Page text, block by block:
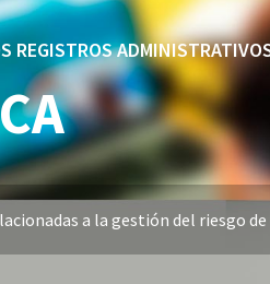
REGISTROS
a la gestión del riesgo